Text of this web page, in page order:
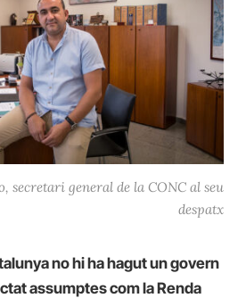
secretari general de la CONC al seu
despatx
no hi ha hagut un govern
assumptes com la Renda